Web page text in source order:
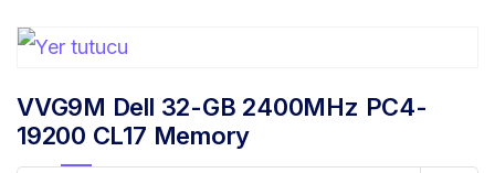
VVG9M Dell 32-GB 2400MHz PC4-
19200 CL17 Memory